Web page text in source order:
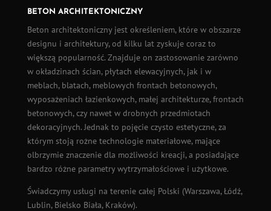
BETON ARCHITEKTONICZNY
Beton architektonicznyjest określeniem, które w obszarze
designu i architektury, od kilku lat zyskuje coraz to
większą popularność. Znajduje on zastosowanie zarówno
w okładzinach ścian, płytach elewacyjnych, jak i w
meblach, blatach, meblowych frontach betonowych,
wyposażeniach łazienkowych, małej architekturze, frontach
betonowych, czy nawet w drobnych przedmiotach
dekoracyjnych. Jednak to pojęcie czysto estetyczne, za
którym stoją rożne technologie materiałowe, mające
olbrzymie znaczenie dla możliwości kreacji, a posiadające
bardzo różne parametry wytrzymałościowe i użytkowe.
Świadczymy usługi na terenie całej Polski (Warszawa,Łódź,
Lublin, Bielsko Biała, Kraków).